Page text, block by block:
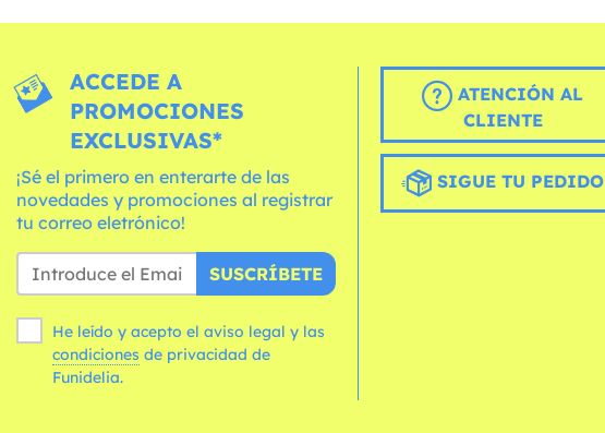
ACCEDE A
PROMOCIONES
EXCLUSIVAS*
¡Sé el primero en enterarte de las
novedades y promociones al registrar
tu correo eletrónico!
SUSCRÍBETE
He leído y acepto el aviso legal y las
condiciones
Funidelia.
ATENCIÓN AL
CLIENTE
SIGUE TU PEDIDO